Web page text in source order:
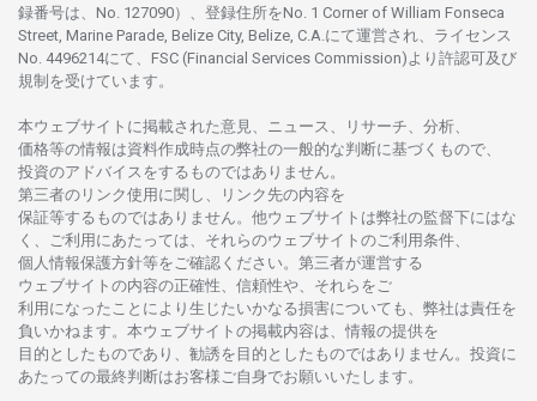
録番号は、No. 127090）、 登録住所をNo. 1 Corner of William Fonseca
Street, Marine Parade, Belize City, Belize, C.A.にて運営さ れ、 ライセンス
No. 4496214にて、FSC (Financial Services Commission)より 許認可及び
規制を受けています。
本ウェブサイトに掲載さ れた意見、ニュース、リサーチ、分析、
価格等の情報は資料作成時点の弊社の一般的な判断に基づくもので、
投資のアドバイスをするものではありません。
第三者の リンク使用に関し、 リンク先の内容を
保証等するものではありません。 他ウェブサイトは弊社の監督下にはな
く、
ご利用に あたっては、 それらのウェブサイトの ご利用条件、
個人情報保護方針等を ご確認ください。 第三者が運営する
ウェブサイトの内容の正確性、信頼性や、それらをご
利用になったことにより 生じたいかなる損害についても、 弊社は責任を
負いかね ます。 本ウェブサイトの掲載内容は、 情報の提供を
目的としたものであり、 勧誘を 目的としたものではありません。 投資に
あたっての最終判断はお客様ご自身でお願いいたします。